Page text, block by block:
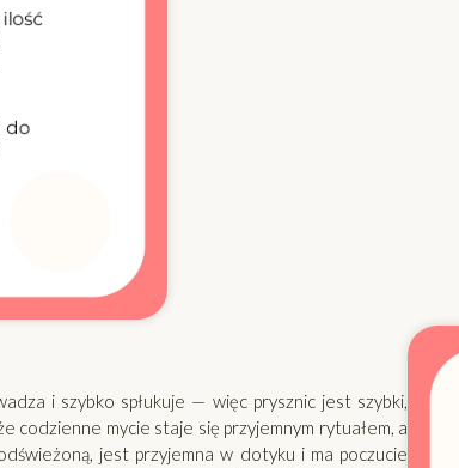
i szybko spłukuje — więc prysznic jest szybki,
codzienne mycie staje się przyjemnym rytuałem, a
jest przyjemna w dotyku i ma poczucie